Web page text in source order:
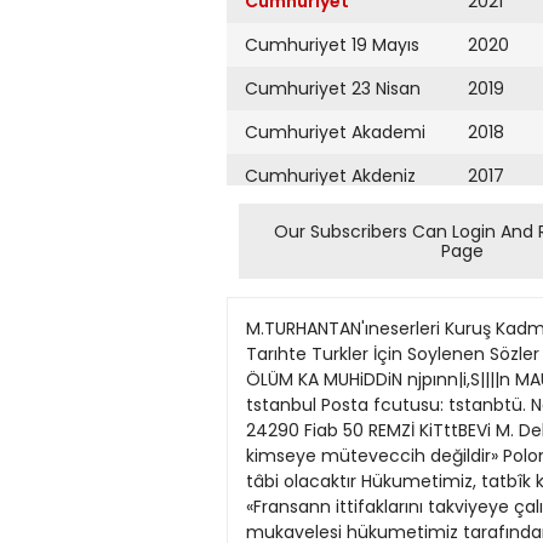
Cumhuriyet 19 Mayıs
Cumhuriyet 23 Nisan
Cumhuriyet Akademi
Cumhuriyet Akdeniz
Cumhuriyet Alışveriş
Cumhuriyet Ankara
Cumhuriyet Büyük
Taaruz
Cumhuriyet
Cumartesi
Cumhuriyet Çevre
2020
2019
2018
2017
2016
2015
2013
2012
2011
2010
2009
Our Subscribers Can Login And
Page
M.TURHANTAN'ıneserleri Kuruş Kadm Avcısı 100 Timurlenk 75 Cem Sultan 100 Akmdan Akına 100 Hurrem Sultan 150 Viyana donusü 150 Tarıhte Turkler İçin Soylenen Sözler 25 Tarıhî Musahabeler 75 Alınız, okuyunuz, müstefid olunuz Ondördüncu yıl sayı: 4873 umhuri r ÖLÜM KA MUHiDDiN njpınn|i,S||||n MAUPAS DUnya muharrirl tercümeler se tSTANBUL CAGALOGLÜ « . Telgral ve mektub adresl: Cumüurlyet tstanbul Posta fcutusu: tstanbtü. No 248 "3" Teleron: Başmuharrtı ve evl: 22366 Tahrtr heyeti: 24298. tdare ve matbaa tosmı 24299 24290 Fiab 50 REMZİ KiTttBEVi M. Delbos'un seyahati Fransa Hariciye Nazırı bugün Bükreş'e gidiyor fransa ve Polonya Bu ittifaklar, kimseye müteveccih değildir» Polonyanın Avrupa sulhunda oynıyacağı rol Fransız Hariciye Nazınnın oraya götürmiiş olacağı malumata tâbi olacaktır Hükumetimiz, tatbîk kabiliyetini M. Delbos'un M. Delbos diyor ki: kaybeden muahede hakkındaki fesih ziyaretinden sonra: «Fransann ittifaklarını takviyeye çalışıyoruz. kararıni dün Fransaya tebliğ etti Ankara 6 (Telefonla) Türkiye Suriye iyi komşuIuk mukavelesi hükumetimiz tarafından feshedilmiş ve keyfiyet Fransa hükumetine bildirilmiştir. Bu mukavele 1926 senesinde Ankarada Türkiye ile Fransa arasında akdedilmişti. Fakat bazı hükümleri tamamen tatbik kabiliyetini kaybetmiş, bir kısım hükümlerinin tefsirinde de her iki taraf arasında ihtilâflar çıkmakta ve mutabakat hasıl olmamakta idi. Muahedenîn zamanm îcablanna uygun bir şekilde yenîden tanzim edilmesini zarurî gören hükumetimiz, bu hususta müzakereye girişmeğe âmade bulunduğunu da Fransız hükumetine bildirmiştir. ziyaretini müteakıb açılacaği tahmîn olunmaktadır. Suriye ile dostluk muahedesini feshettik M. Delbos Ankaraya geliyor Ankara 6 (Telefonla) Fransa Hariciye Nazm M. Delbos'un yapmakta olduğu seyahatten sonra Ankarayı ziyaret edeceği anlaşılmaktadır. Bu ziyaret esnasında Türkiye ile Fransa arasındaki meselelerin görüşüleceği ve bu arada, feshedilen Türkiye Suriye iyi komşuluk muahedesinin yeniden tanzimi yolunda müzakerelerin açılacağı tahmin edilmektedir. ransız Hariciye Nazırı M . Delbos Avrupanın şarkında vc şarkı cenubisinde yapmağı kararlaştırdığı seyahatin ilk merhalesi olarak Polonyayı ziyaret etti. Polonya Fransaya bir ittifak muahedesile bağlandıktan sonra Almanya ve Rusya ile de anlaşma siyasetleri takib etti. Hususile iki memleFransız Hariciye Nazırı Lehistan Hariciye Nazırı M. Delbos M. Beck ket arasında on yıllık karşılıklı bir emniyet tesis eden Almanya Polonya an[Fransız Hariciye Nazın M. Delbos temlekelerin mülkiyeti değil, Lehistanı laşmasının